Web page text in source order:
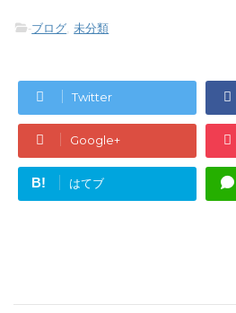
-ブログ ,未分類
Twitter
Google+
B! はてブ